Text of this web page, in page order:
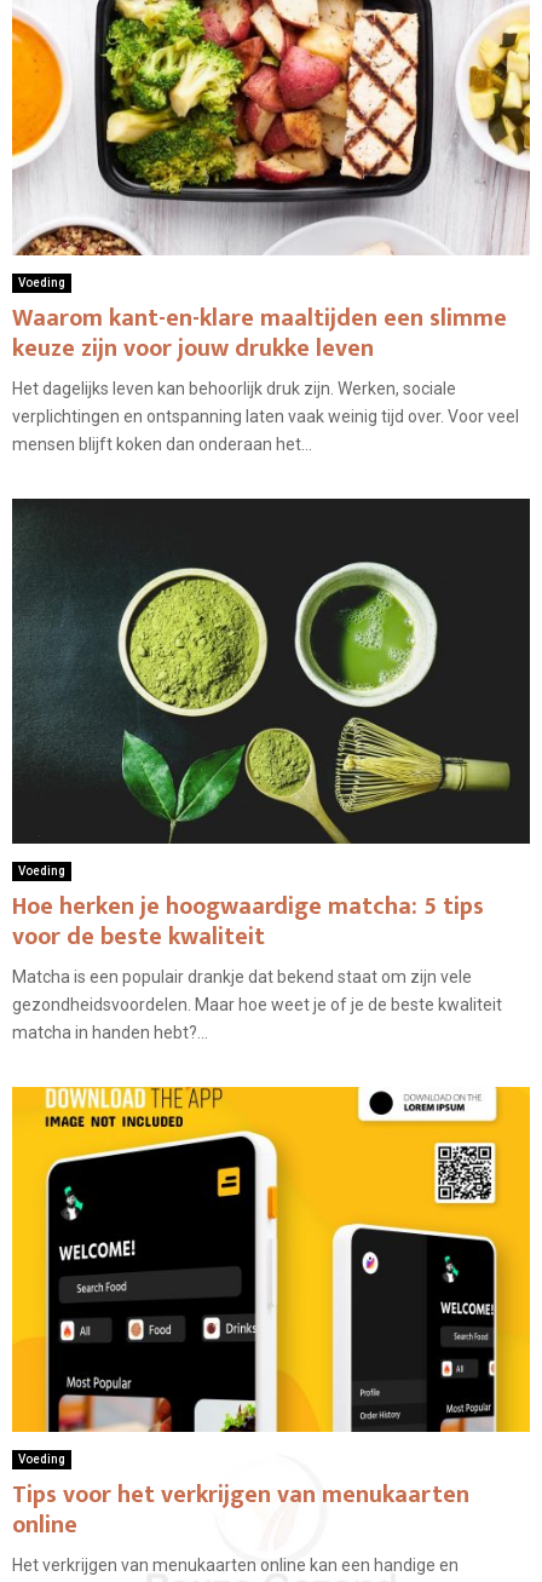
Voeding
Waarom kant-en-klare maaltijden een slimme
keuze zijn voor jouw drukke leven
Het dagelijks leven kan behoorlijk druk zijn. Werken, sociale
verplichtingen en ontspanning laten vaak weinig tijd over. Voor veel
mensen blijft koken dan onderaan het...
Voeding
Hoe herken je hoogwaardige matcha: 5 tips
voor de beste kwaliteit
Matcha is een populair drankje dat bekend staat om zijn vele
gezondheidsvoordelen. Maar hoe weet je of je de beste kwaliteit
matcha in handen hebt?...
Voeding
Tips voor het verkrijgen van menukaarten
online
Het verkrijgen van menukaarten online kan een handige en